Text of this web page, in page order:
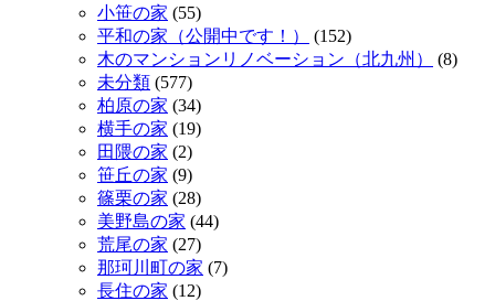
小笹の家 (55)
平和の家（公開中です！）
(152)
木のマンションリノベーション（北九州）
(8)
未分類 (577)
柏原の家 (34)
横手の家 (19)
田隈の家 (2)
笹丘の家 (9)
篠栗の家 (28)
美野島の家 (44)
荒尾の家 (27)
那珂川町の家 (7)
長住の家 (12)